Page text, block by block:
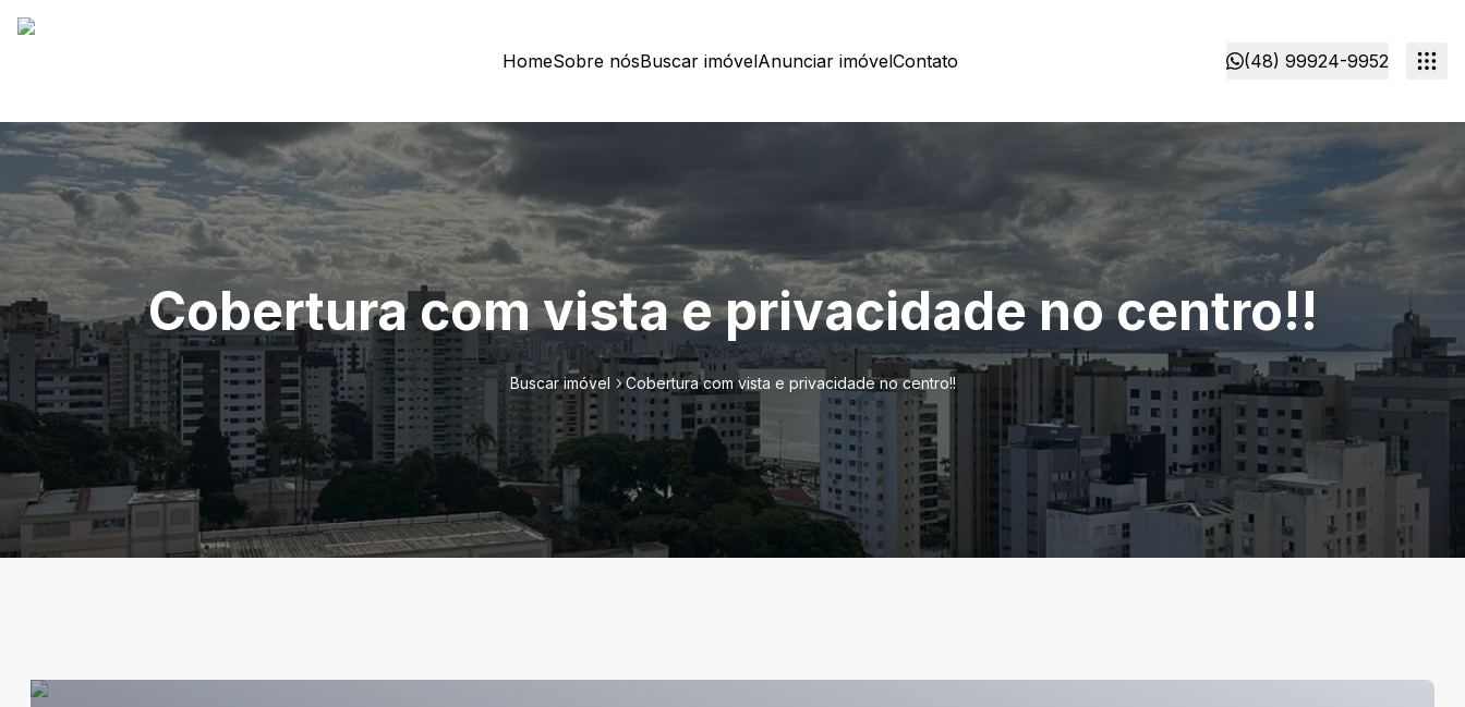
HomeSobre nósBuscar imóvelAnunciar imóvelContato (48) 99924-9952
Cobertura com vista e privacidade no centro!!
Buscar imóvel Cobertura com vista e privacidade no centro!!